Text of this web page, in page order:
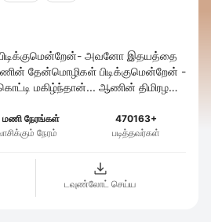
அவனோ இதயத்தை
தேன்மொழிகள் பிடிக்குமென்றேன் -
மகிழ்ந்தான்... ஆணின் திமிரழகு
மணி நேரங்கள்
நேரம்
470163+
படித்தவர்கள்
டவுண்லோட் செய்ய